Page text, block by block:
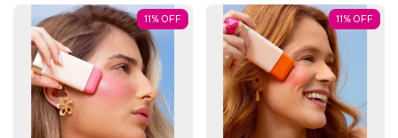
11% OFF 11% OFF